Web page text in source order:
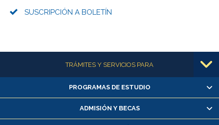
SUSCRIPCIÓN A BOLETÍN
Más informaciónTRÁMITES Y SERVICIOS PARA
Alumnas/os y exalumnas/os
Matrícula en línea
Inscripción y cambio de asignaturas
PROGRAMAS DE ESTUDIO
ADMISIÓN Y BECAS